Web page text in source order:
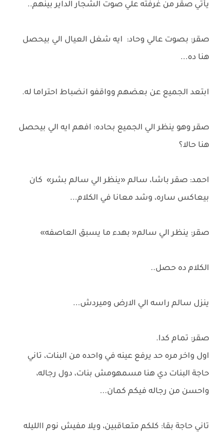
يأتي صقر من غرفته علي صوت الشجار الداير بينهم..
صقر: بصوت عالي وحاد: ايه شغل العيال الي بيحصل
هنا ده...
ابتعد الجميع عن بعضهم وواقفو انضباط احتراما له.
صقر وهو ينظر الي الجميع بحاده: افهم ايه الي بيحصل
هنا حالا؟
احمد: صقر باشا، سالم «ينظر الي سالم بشر» كان
بيعاكس ساره، وشد معانا في الكلام...
صقر: ينظر الي سالم« بهدء ما يسبق العاصفه»
الكلام ده حصل..
ينزل سالم راسه الي الارض وميردش...
صقر: تمام كدا.
اول واخر مره حد يرفع عينه في واحده من البنات، تاني
حاجة البنات دي هنا مسمهومش بنات، دول رجاله،
واحسن من رجاله فيكم كمان...
تاني حاجة بقا: كلكم متعاقبين، ويلا مفيش نوم االليله